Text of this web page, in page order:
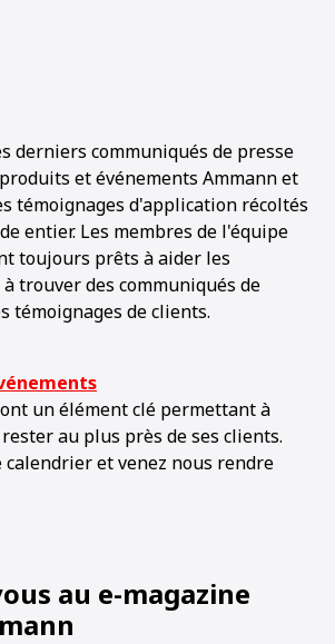
derniers communiqués de presse
et événements Ammann et
témoignages d'application récoltés
entier. Les membres de l'équipe
toujours prêts à aider les
trouver des communiqués de
témoignages de clients.
un élément clé permettant à
au plus près de ses clients.
calendrier et venez nous rendre
au e-magazine